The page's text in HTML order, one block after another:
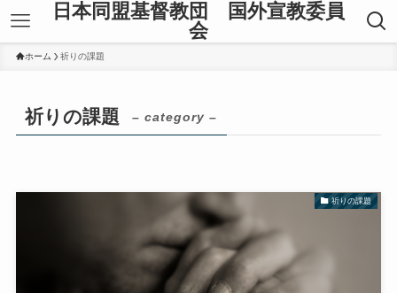
日本同盟基督教団 国外宣教委員
会
ホーム 祈りの課題
祈りの課題 – category –
祈りの課題